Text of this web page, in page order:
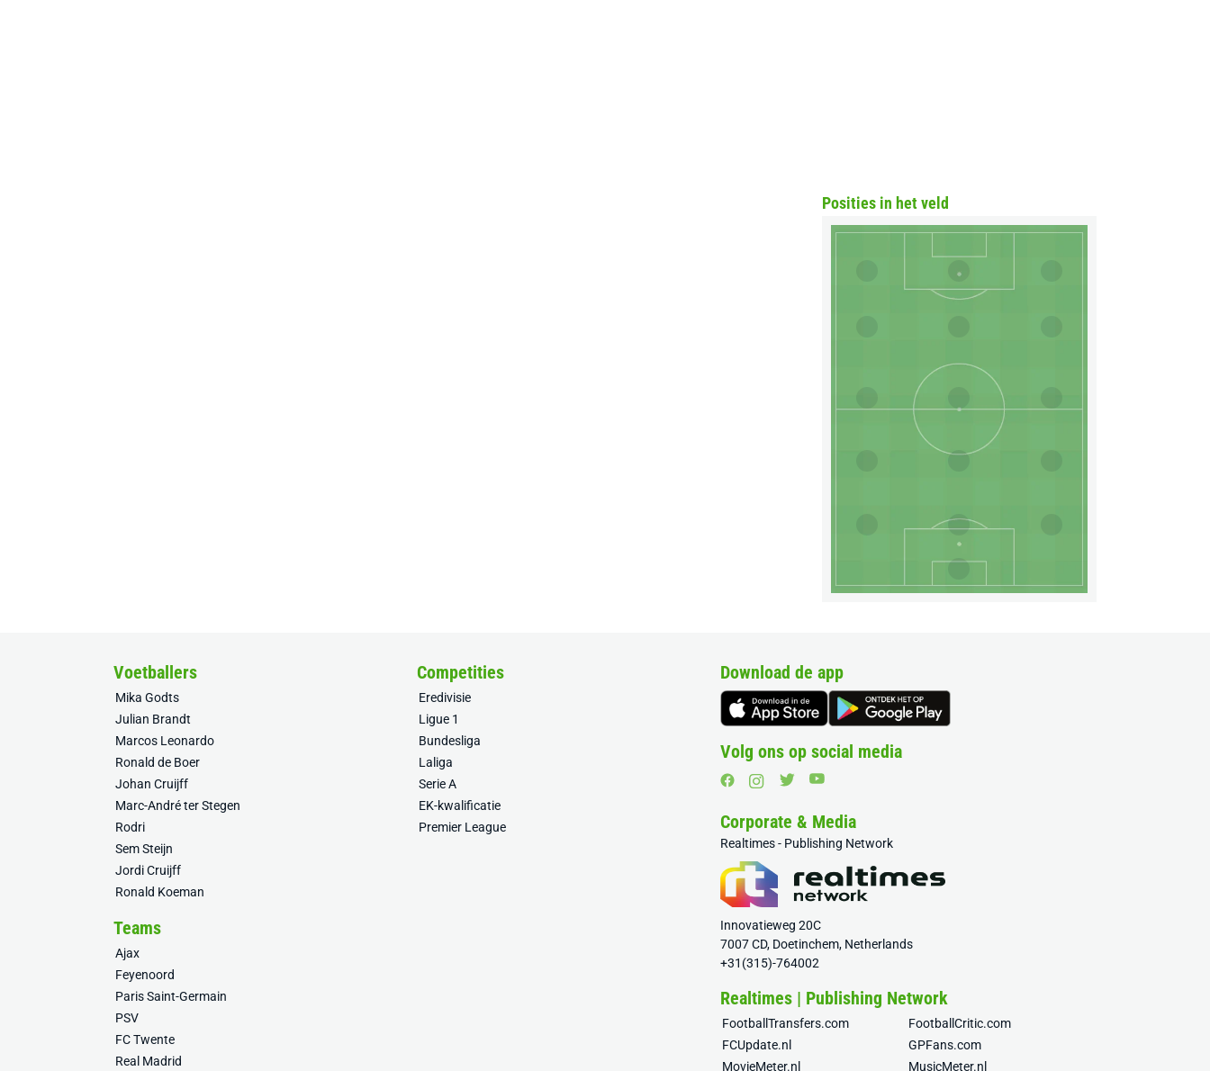
Posities in het veld
Voetballers
Mika Godts
Julian Brandt
Marcos Leonardo
Ronald de Boer
Johan Cruijff
Marc-André ter Stegen
Rodri
Sem Steijn
Jordi Cruijff
Ronald Koeman
Competities
Eredivisie
Ligue 1
Bundesliga
Laliga
Serie A
EK-kwalificatie
Premier League
Teams
Ajax
Feyenoord
Paris Saint-Germain
PSV
FC Twente
Real Madrid
Download de app
Volg ons op social media
Corporate & Media
Realtimes - Publishing Network
Innovatieweg 20C
7007 CD, Doetinchem, Netherlands
+31(315)-764002
Realtimes | Publishing Network
FootballTransfers.com
FootballCritic.com
FCUpdate.nl
GPFans.com
MovieMeter.nl
MusicMeter.nl